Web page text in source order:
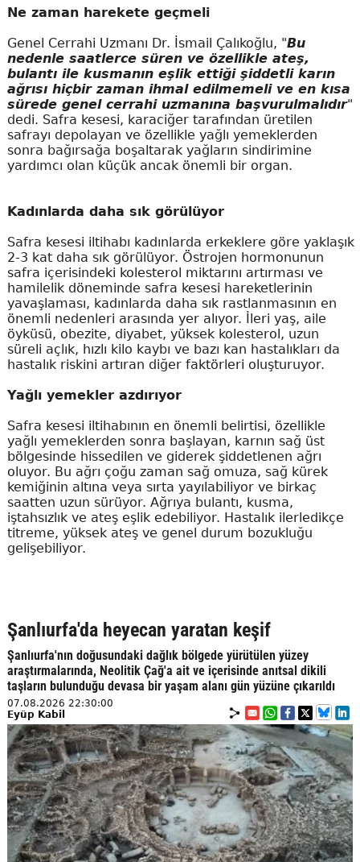
Ne zaman harekete geçmeli
Genel Cerrahi Uzmanı Dr. İsmail Çalıkoğlu, "Bu
nedenle saatlerce süren ve özellikle ateş,
bulantı ile kusmanın eşlik ettiği şiddetli karın
ağrısı hiçbir zaman ihmal edilmemeli ve en kısa
sürede genel cerrahi uzmanına başvurulmalıdır"
dedi. Safra kesesi, karaciğer tarafından üretilen
safrayı depolayan ve özellikle yağlı yemeklerden
sonra bağırsağa boşaltarak yağların sindirimine
yardımcı olan küçük ancak önemli bir organ.
Kadınlarda daha sık görülüyor
Safra kesesi iltihabı kadınlarda erkeklere göre yaklaşık
2-3 kat daha sık görülüyor. Östrojen hormonunun
safra içerisindeki kolesterol miktarını artırması ve
hamilelik döneminde safra kesesi hareketlerinin
yavaşlaması, kadınlarda daha sık rastlanmasının en
önemli nedenleri arasında yer alıyor. İleri yaş, aile
öyküsü, obezite, diyabet, yüksek kolesterol, uzun
süreli açlık, hızlı kilo kaybı ve bazı kan hastalıkları da
hastalık riskini artıran diğer faktörleri oluşturuyor.
Yağlı yemekler azdırıyor
Safra kesesi iltihabının en önemli belirtisi, özellikle
yağlı yemeklerden sonra başlayan, karnın sağ üst
bölgesinde hissedilen ve giderek şiddetlenen ağrı
oluyor. Bu ağrı çoğu zaman sağ omuza, sağ kürek
kemiğinin altına veya sırta yayılabiliyor ve birkaç
saatten uzun sürüyor. Ağrıya bulantı, kusma,
iştahsızlık ve ateş eşlik edebiliyor. Hastalık ilerledikçe
titreme, yüksek ateş ve genel durum bozukluğu
gelişebiliyor.
Şanlıurfa'da heyecan yaratan keşif
Şanlıurfa'nın doğusundaki dağlık bölgede yürütülen yüzey
araştırmalarında, Neolitik Çağ'a ait ve içerisinde anıtsal dikili
taşların bulunduğu devasa bir yaşam alanı gün yüzüne çıkarıldı
07.08.2026 22:30:00
Eyüp Kabil